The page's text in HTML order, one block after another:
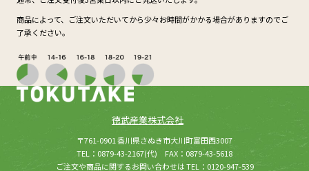
商品によって、ご注文いただいてから少々お時間がかかる場合がありますのでご
了承ください。
徳武産業株式会社
所在：
〒761-0901 香川県さぬき市大川町富田西3007
TEL：0879-43-2167(代) FAX：0879-43-5618
ご注文や商品に関するお問い合わせは TEL：0120-947-539